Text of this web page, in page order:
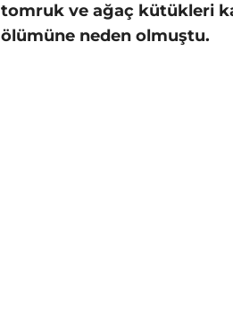
tomruk ve ağaç kütükleri
ölümüne neden olmuştu.